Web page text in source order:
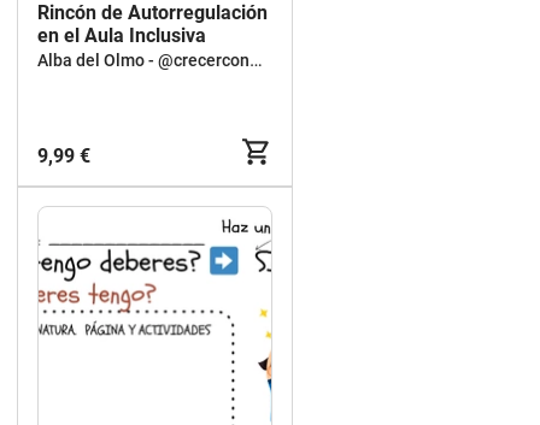
Rincón de Autorregulación
en el Aula Inclusiva
Alba del Olmo - @crecerconAlba
9,99 €